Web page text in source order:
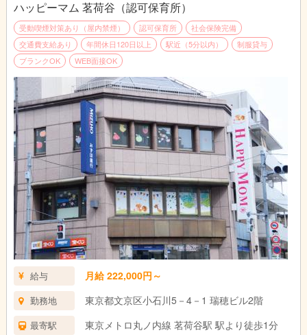
保育記録などはICTシステムを導入しており業務効率化を図って
います。
先輩保育士が丁寧にサポートしますので、安心してスタートでき
ます。
また、内部・外部の研修に参加する機会もあり、保育士としてス
キルアップやキャリアアップを目指せます。
みなさんが活躍できる職場環境づくりに力を入れています。
【必須資格】
◆保育士
◇20～50代の幅広い年代の方が活躍
◇ブランクありの方も歓迎
◇保育士が未経験でもＯＫ
＜ニチイの3つの保育目標＞
１、すくすく育つ
健全な心と健康な身体
徳育・食育・体育を通して心と身体の両面の成長を促します。
基本的な社会のルールやマナーを、集団生活の中で学びます。
ハッピーマム 茗荷谷（認可保育所）
受動喫煙対策あり（屋内禁煙） 認可保育所
社会保険完備
交通費支給あり
年間休日120日以上 駅近（5分以内）
制服貸与
ブランクOK
WEB面接OK
給与 月給 222,000円～
勤務地 東京都文京区小石川5－4－1 瑞穂ビル2階
最寄駅 東京メトロ丸ノ内線 茗荷谷駅 駅より徒歩1分